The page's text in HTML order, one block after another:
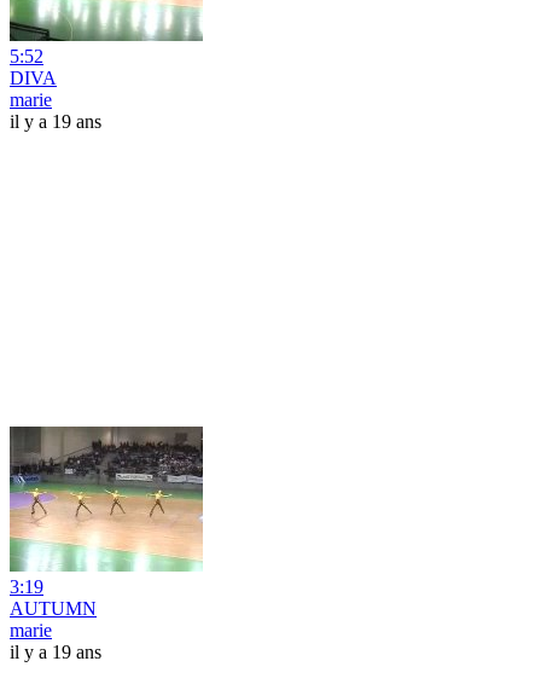
5:52
DIVA
marie
il y a 19 ans
3:19
AUTUMN
marie
il y a 19 ans